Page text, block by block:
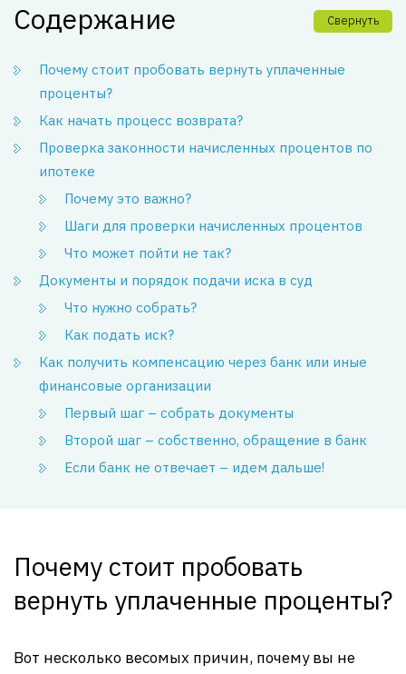
Содержание Свернуть
Почему стоит пробовать вернуть уплаченные
проценты?
Как начать процесс возврата?
Проверка законности начисленных процентов по
ипотеке
Почему это важно?
Шаги для проверки начисленных процентов
Что может пойти не так?
Документы и порядок подачи иска в суд
Что нужно собрать?
Как подать иск?
Как получить компенсацию через банк или иные
финансовые организации
Первый шаг – собрать документы
Второй шаг – собственно, обращение в банк
Если банк не отвечает – идем дальше!
Почему стоит пробовать
вернуть уплаченные проценты?
Вот несколько весомых причин, почему вы не